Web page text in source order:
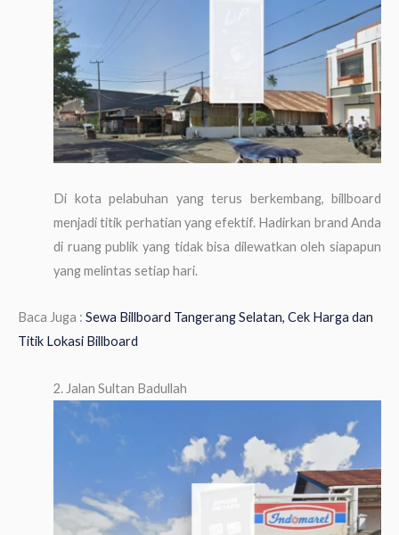
Di kota pelabuhan yang terus berkembang, billboard
menjadi titik perhatian yang efektif. Hadirkan brand Anda
di ruang publik yang tidak bisa dilewatkan oleh siapapun
yang melintas setiap hari.
Baca Juga : Sewa Billboard Tangerang Selatan, Cek Harga dan
Titik Lokasi Billboard
2. Jalan Sultan Badullah